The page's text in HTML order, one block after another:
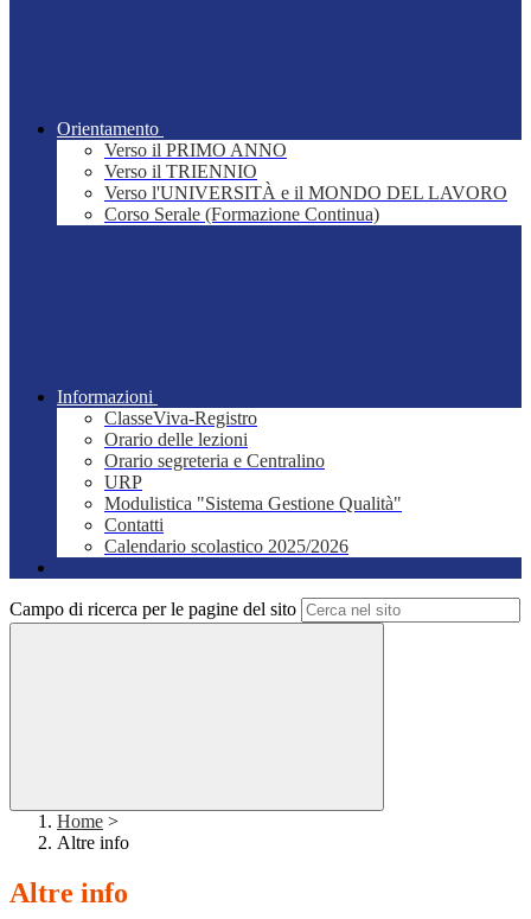
Orientamento
Verso il PRIMO ANNO
Verso il TRIENNIO
Verso l'UNIVERSITÀ e il MONDO DEL LAVORO
Corso Serale (Formazione Continua)
Informazioni
ClasseViva-Registro
Orario delle lezioni
Orario segreteria e Centralino
URP
Modulistica "Sistema Gestione Qualità"
Contatti
Calendario scolastico 2025/2026
Campo di ricerca per le pagine del sito
Home >
Altre info
Altre info